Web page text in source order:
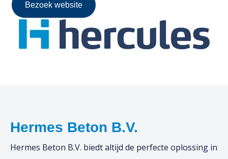
Bezoek website
Hermes Beton B.V.
Hermes Beton B.V. biedt altijd de perfecte oplossing in